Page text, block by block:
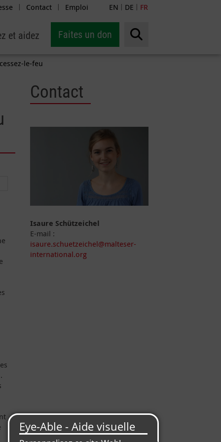
| Contact | Emploi EN | DE | FR
et aidez Faites un don
le-feu
Contact
Isaure Schützeichel
E-mail :
isaure.schuetzeichel@malteser-
international.org